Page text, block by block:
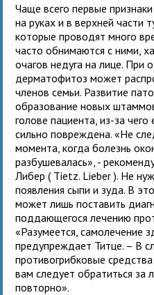
Чаще всего первые
на руках и в верхней части
которые проводят много
часто обнимаются с ними,
очагов недуга на лице. При
дерматофитоз может
членов семьи. Развитие
образование новых
голове пациента, из-за
сильно повреждена. «Не
момента, когда болезнь
разбушевалась», -
Либер ( Tietz. Lieber ). Не
появления сыпи и зуда. В
может лишь поставить
поддающегося лечению
«Разумеется, самолечение
предупреждает Титце. – В
противогрибковые
вам следует обратиться за
повторно».